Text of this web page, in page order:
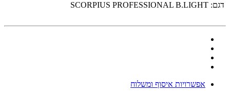
דגם: SCORPIUS PROFESSIONAL B.LIGHT
אפשרויות איסוף ומשלוח